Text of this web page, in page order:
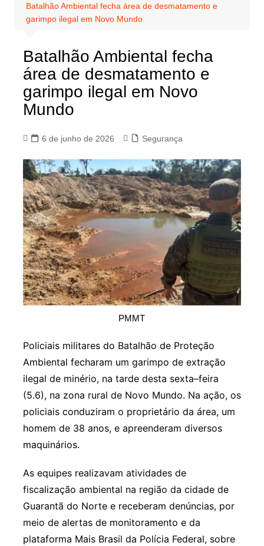
Batalhão Ambiental fecha área de desmatamento e
garimpo ilegal em Novo Mundo
Batalhão Ambiental fecha
área de desmatamento e
garimpo ilegal em Novo
Mundo
6 de junho de 2026 Segurança
PMMT
Policiais militares do Batalhão de Proteção
Ambiental fecharam um garimpo de extração
ilegal de minério, na tarde desta sexta–feira
(5.6), na zona rural de Novo Mundo. Na ação, os
policiais conduziram o proprietário da área, um
homem de 38 anos, e apreenderam diversos
maquinários.
As equipes realizavam atividades de
fiscalização ambiental na região da cidade de
Guarantã do Norte e receberam denúncias, por
meio de alertas de monitoramento e da
plataforma Mais Brasil da Polícia Federal, sobre